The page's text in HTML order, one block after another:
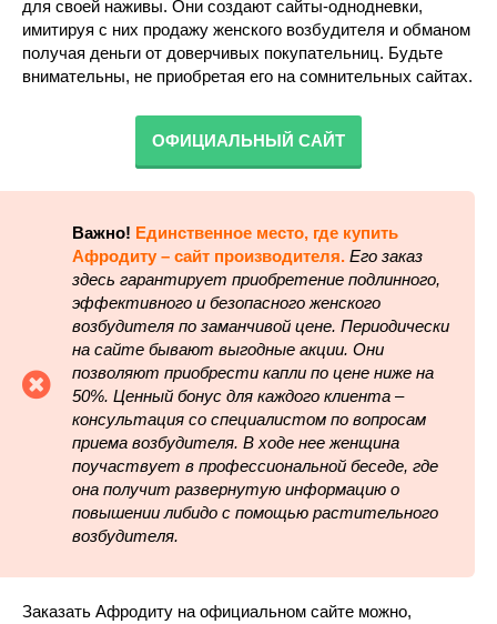
для своей наживы. Они создают сайты-однодневки,
имитируя с них продажу женского возбудителя и обманом
получая деньги от доверчивых покупательниц. Будьте
внимательны, не приобретая его на сомнительных сайтах.
ОФИЦИАЛЬНЫЙ САЙТ
Важно! Единственное место, где купить
Афродиту – сайт производителя. Его заказ
здесь гарантирует приобретение подлинного,
эффективного и безопасного женского
возбудителя по заманчивой цене. Периодически
на сайте бывают выгодные акции. Они
позволяют приобрести капли по цене ниже на
50%. Ценный бонус для каждого клиента –
консультация со специалистом по вопросам
приема возбудителя. В ходе нее женщина
поучаствует в профессиональной беседе, где
она получит развернутую информацию о
повышении либидо с помощью растительного
возбудителя.
Заказать Афродиту на официальном сайте можно,